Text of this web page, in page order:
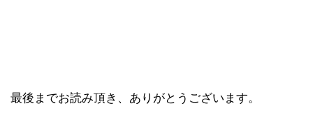
最後までお読み頂き、ありがとうございます。